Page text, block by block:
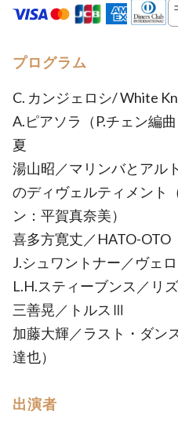
プログラム
C. カンジェロシ/ White
A.ピアソラ（P.チェン編
夏
湯山昭／マリンバとアル
のディヴェルティメント
ン：平賀真奈美）
喜多方寛丈／HATO-OTO
J.シュワントナー／ヴェ
L.H.スティーブンス／リ
三善晃／トルスⅢ
加藤大輝／ラスト・ダン
達也）
出演者